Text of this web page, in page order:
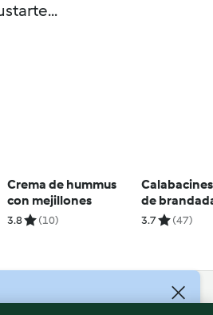
Crema de hummus
con mejillones
3.8 (10)
de
3.7 (47)